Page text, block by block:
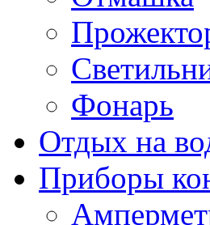
Фонарь
Отдых на
Приборы